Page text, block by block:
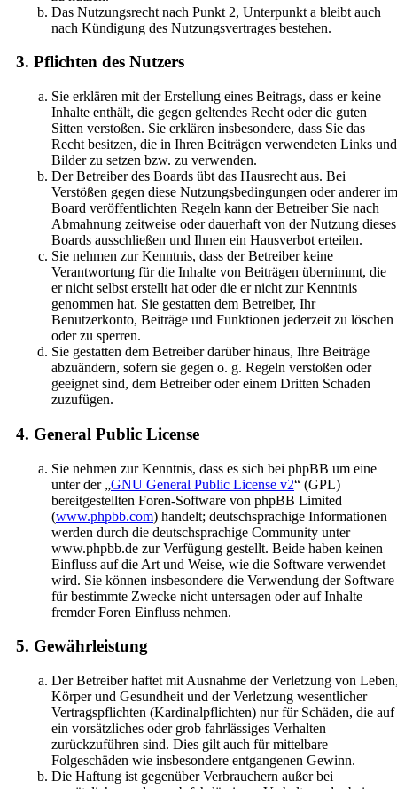
Das Nutzungsrecht nach Punkt 2, Unterpunkt a bleibt auch
nach Kündigung des Nutzungsvertrages bestehen.
3. Pflichten des Nutzers
Sie erklären mit der Erstellung eines Beitrags, dass er keine
Inhalte enthält, die gegen geltendes Recht oder die guten
Sitten verstoßen. Sie erklären insbesondere, dass Sie das
Recht besitzen, die in Ihren Beiträgen verwendeten Links und
Bilder zu setzen bzw. zu verwenden.
Der Betreiber des Boards übt das Hausrecht aus. Bei
Verstößen gegen diese Nutzungsbedingungen oder anderer im
Board veröffentlichten Regeln kann der Betreiber Sie nach
Abmahnung zeitweise oder dauerhaft von der Nutzung dieses
Boards ausschließen und Ihnen ein Hausverbot erteilen.
Sie nehmen zur Kenntnis, dass der Betreiber keine
Verantwortung für die Inhalte von Beiträgen übernimmt, die
er nicht selbst erstellt hat oder die er nicht zur Kenntnis
genommen hat. Sie gestatten dem Betreiber, Ihr
Benutzerkonto, Beiträge und Funktionen jederzeit zu löschen
oder zu sperren.
Sie gestatten dem Betreiber darüber hinaus, Ihre Beiträge
abzuändern, sofern sie gegen o. g. Regeln verstoßen oder
geeignet sind, dem Betreiber oder einem Dritten Schaden
zuzufügen.
4. General Public License
Sie nehmen zur Kenntnis, dass es sich bei phpBB um eine
unter der „GNU General Public License v2“ (GPL)
bereitgestellten Foren-Software von phpBB Limited
(www.phpbb.com) handelt; deutschsprachige Informationen
werden durch die deutschsprachige Community unter
www.phpbb.de zur Verfügung gestellt. Beide haben keinen
Einfluss auf die Art und Weise, wie die Software verwendet
wird. Sie können insbesondere die Verwendung der Software
für bestimmte Zwecke nicht untersagen oder auf Inhalte
fremder Foren Einfluss nehmen.
5. Gewährleistung
Der Betreiber haftet mit Ausnahme der Verletzung von
Körper und Gesundheit und der Verletzung wesentlicher
Vertragspflichten (Kardinalpflichten) nur für Schäden, die auf
ein vorsätzliches oder grob fahrlässiges Verhalten
zurückzuführen sind. Dies gilt auch für mittelbare
Folgeschäden wie insbesondere entgangenen Gewinn.
Die Haftung ist gegenüber Verbrauchern außer bei